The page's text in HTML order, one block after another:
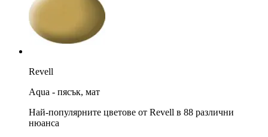
Revell
Aqua - пясък, мат
Най-популярните цветове от Revell в 88 различни
нюанса